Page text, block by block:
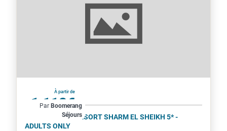
À partir de
1 112€
par personne
Par Boomerang
Séjours
Égypte
BARON PALMS RESORT SHARM EL SHEIKH 5* -
ADULTS ONLY